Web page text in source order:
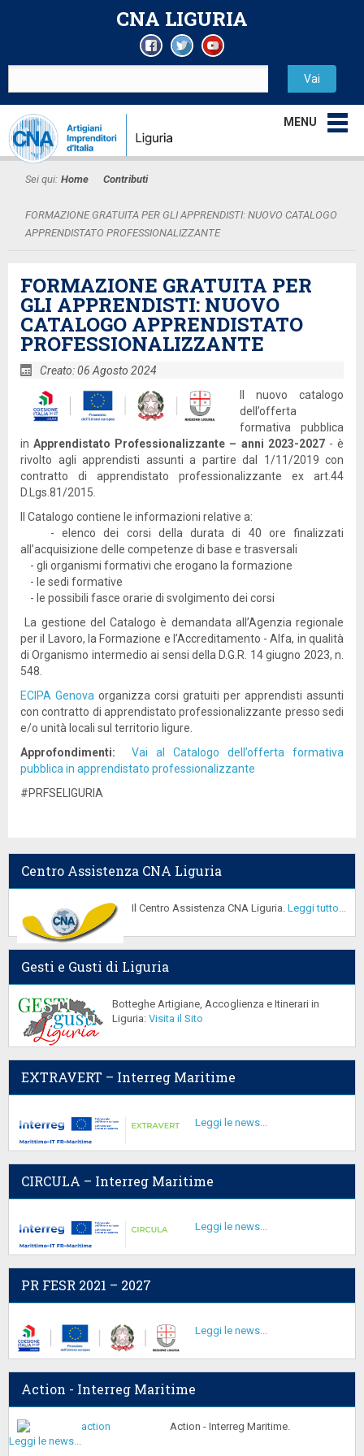
CNA LIGURIA
MENU
Sei qui: Home Contributi
FORMAZIONE GRATUITA PER GLI APPRENDISTI: NUOVO CATALOGO
APPRENDISTATO PROFESSIONALIZZANTE
FORMAZIONE GRATUITA PER
GLI APPRENDISTI: NUOVO
CATALOGO APPRENDISTATO
PROFESSIONALIZZANTE
Creato: 06 Agosto 2024
Il nuovo catalogo
dell’offerta
formativa pubblica
inApprendistato Professionalizzante – anni 2023-2027- è
rivolto agli apprendisti assunti a partire dal 1/11/2019 con
contratto di apprendistato professionalizzante ex art.44
D.Lgs.81/2015.
Il Catalogo contiene le informazioni relative a:
- elenco dei corsi della durata di 40 ore finalizzati
all’acquisizione delle competenze di base e trasversali
- gli organismi formativi che erogano la formazione
- le sedi formative
- le possibili fasce orarie di svolgimento dei corsi
La gestione del Catalogo è demandata all’Agenzia regionale
per il Lavoro, la Formazione e l’Accreditamento - Alfa, in qualità
di Organismo intermedio ai sensi della D.G.R. 14 giugno 2023, n.
548.
ECIPA Genova organizza corsi gratuiti per apprendisti assunti
con contratto di apprendistato professionalizzante presso sedi
e/o unità locali sul territorio ligure.
Approfondimenti:
Vai al Catalogo dell’offerta formativa
pubblica in apprendistato professionalizzante
#PRFSELIGURIA
Centro Assistenza CNA Liguria
Il Centro Assistenza CNA Liguria. Leggi tutto...
Gesti e Gusti di Liguria
Botteghe Artigiane, Accoglienza e Itinerari in
Liguria: Visita il Sito
EXTRAVERT – Interreg Maritime
Leggi le news...
CIRCULA – Interreg Maritime
Leggi le news...
PR FESR 2021 – 2027
Leggi le news...
Action - Interreg Maritime
Action - Interreg Maritime.
Leggi le news...